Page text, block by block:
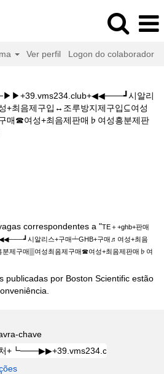
Ver perfil Logon do colaborador
시알리
+최음제구입↔조루방지제구입⊆여성
매☎여성+최음제판매♭여성흥분제판
correspondentes a "TE＋+ghb+판매
시알리스+구매┷GHB+구매♬여성+최음
제구매▒여성최음제구매☎여성+최음제판매♭여
publicadas por Boston Scientific estão
chave